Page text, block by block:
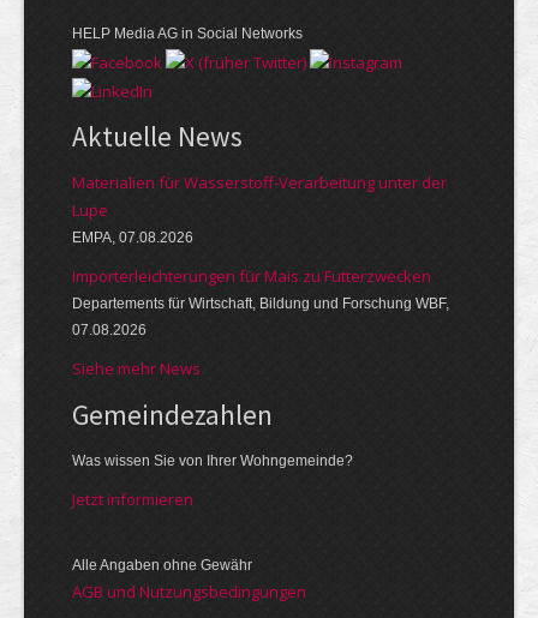
HELP Media AG in Social Networks
Aktuelle News
Materialien für Wasserstoff-Verarbeitung unter der
Lupe
EMPA, 07.08.2026
Importerleichterungen für Mais zu Futterzwecken
Departements für Wirtschaft, Bildung und Forschung WBF,
07.08.2026
Siehe mehr News
Gemeinde­zahlen
Was wissen Sie von Ihrer Wohngemeinde?
Jetzt informieren
Alle Angaben ohne Gewähr
AGB und Nutzungsbedingungen